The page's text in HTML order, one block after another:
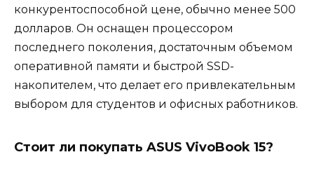
конкурентоспособной цене, обычно менее 500
долларов. Он оснащен процессором
последнего поколения, достаточным объемом
оперативной памяти и быстрой SSD-
накопителем, что делает его привлекательным
выбором для студентов и офисных работников.
Стоит ли покупать ASUS VivoBook 15?